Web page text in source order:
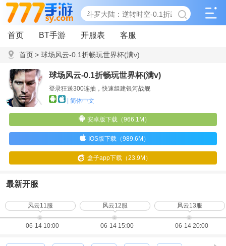
首页 BT手游 开服表 客服
首页> 球场风云-0.1折畅玩世界杯(满v)
球场风云-0.1折畅玩世界杯(满v)
登录狂送300连抽，快速组建银河战舰
| 简体中文
安卓版下载（966.1M）
IOS版下载（989.6M）
盒子app下载（23.9M）
最新开服
风云11服
06-14 10:00
风云12服
06-14 15:00
风云13服
06-14 20:00